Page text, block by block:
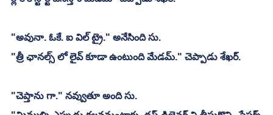
"అవునా. ఓకే. ఐ విల్ ట్రై." అనేసింది సు.
"త్రీ ఛానల్స్ లో లైవ్ కూడా ఉంటుంది మేడమ్." చెప్పాడు శేఖర్.
"చెప్తాను గా." నవ్వుతూ అంది సు.